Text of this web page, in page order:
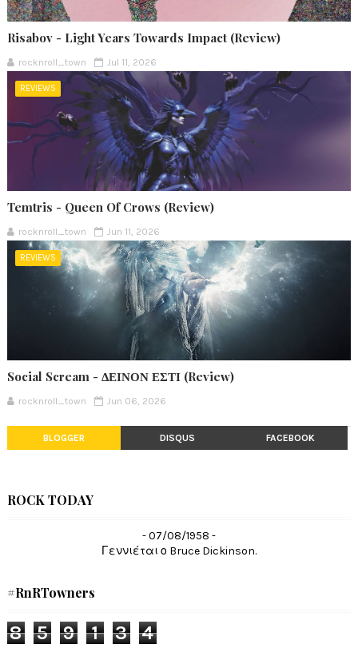
Risabov - Light Years Towards Impact (Review)
rocknroll_town Jul 11, 2026
REVIEWS
Temtris - Queen Of Crows (Review)
rocknroll_town Jun 11, 2026
REVIEWS
Social Scream - ΔΕΙΝΟΝ ΕΣΤΙ (Review)
rocknroll_town Jun 06, 2026
BLOGGER DISQUS FACEBOOK
ROCK TODAY
- 07/08/1958 -
Γεννιέται ο Bruce Dickinson.
#RnRTowners
8 5 9 1 3 4